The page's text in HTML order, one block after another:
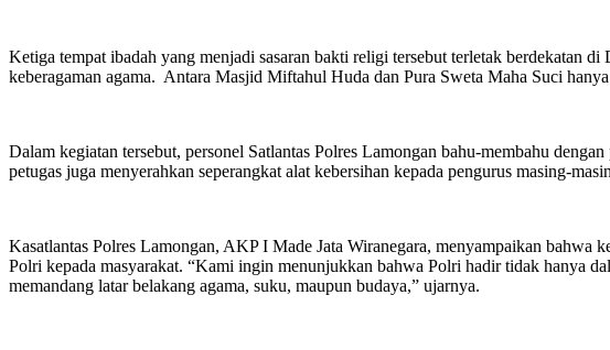
Ketiga tempat ibadah yang menjadi sasaran bakti religi tersebut terletak berdekatan
keberagaman agama. Antara Masjid Miftahul Huda dan Pura Sweta Maha Suci
Dalam kegiatan tersebut, personel Satlantas Polres Lamongan bahu-membahu
petugas juga menyerahkan seperangkat alat kebersihan kepada pengurus masing-
Kasatlantas Polres Lamongan, AKP I Made Jata Wiranegara, menyampaikan
Polri kepada masyarakat. “Kami ingin menunjukkan bahwa Polri hadir tidak hanya
memandang latar belakang agama, suku, maupun budaya,” ujarnya.